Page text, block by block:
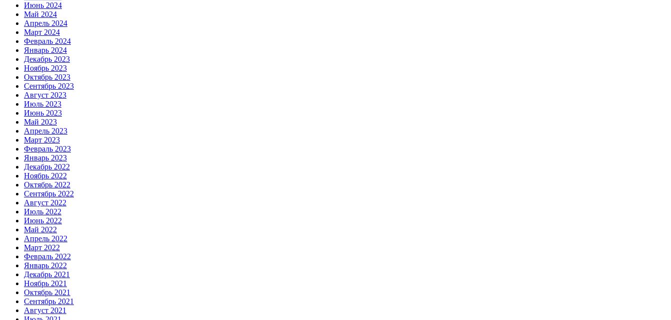
Июнь 2024
Май 2024
Апрель 2024
Март 2024
Февраль 2024
Январь 2024
Декабрь 2023
Ноябрь 2023
Октябрь 2023
Сентябрь 2023
Август 2023
Июль 2023
Июнь 2023
Май 2023
Апрель 2023
Март 2023
Февраль 2023
Январь 2023
Декабрь 2022
Ноябрь 2022
Октябрь 2022
Сентябрь 2022
Август 2022
Июль 2022
Июнь 2022
Май 2022
Апрель 2022
Март 2022
Февраль 2022
Январь 2022
Декабрь 2021
Ноябрь 2021
Октябрь 2021
Сентябрь 2021
Август 2021